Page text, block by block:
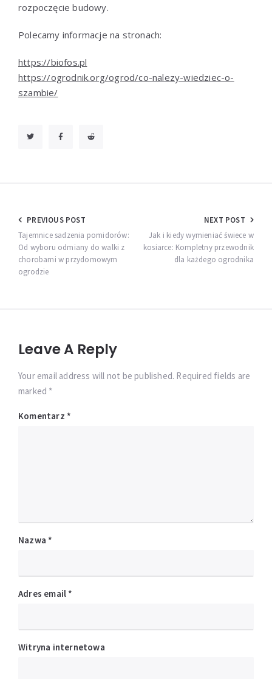
rozpoczęcie budowy.
Polecamy informacje na stronach:
https://biofos.pl
https://ogrodnik.org/ogrod/co-nalezy-wiedziec-o-
szambie/
Nawigacja
wpisu
PREVIOUS POST
Tajemnice sadzenia pomidorów:
Od wyboru odmiany do walki z
chorobami w przydomowym
ogrodzie
NEXT POST
Jak i kiedy wymieniać świece w
kosiarce: Kompletny przewodnik
dla każdego ogrodnika
Leave A Reply
Your email address will not be published. Required fields are
marked *
Komentarz *
Nazwa *
Adres email *
Witryna internetowa